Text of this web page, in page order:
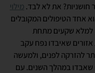
חושניות? את לא לבד. מילוי
אחד הטיפולים המקובלים
למלא שקעים מתחת
אזורים שאיבדו נפח עקב
להזרקה לפנים, ולמעשה
שאבדו במהלך השנים. עם